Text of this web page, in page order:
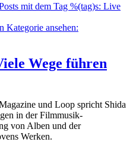
mit dem Tag %(tag)s: Live
Kategorie ansehen:
Wege führen
und Loop spricht Shida
in der Filmmusik-
von Alben und der
Werken.